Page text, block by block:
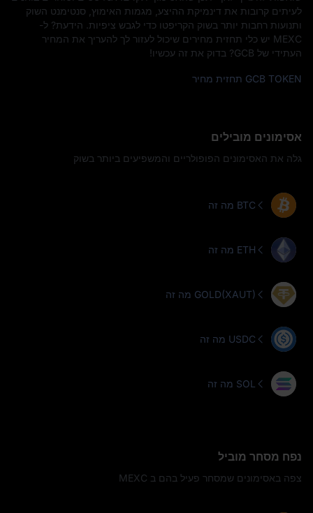
לעיתים קרובות את דינמיקת ההיצע, מגמות האימוץ, סנטימנט השוק
ותנועות רחבות יותר בשוק הקריפטו כדי לגבש ציפיות. הידעת? ל-
MEXC יש כלי תחזית מחירים שיכול לעזור לך להעריך את המחיר
העתידי של GCB? בדוק את זה עכשיו!
GCB TOKEN תחזית מחיר
אסימונים מובילים
גלה את האסימונים הפופולריים והמשפיעים ביותר בשוק
מה זה BTC
מה זה ETH
מה זה GOLD(XAUT)
מה זה USDC
מה זה SOL
נפח מסחר מוביל
צפה באסימונים שמסחר פעיל בהם ב MEXC